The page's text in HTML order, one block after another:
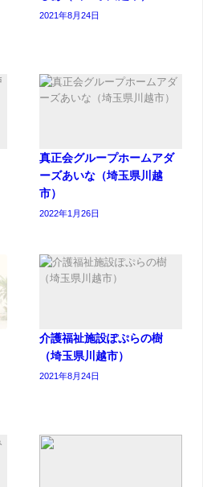
2021年8月24日
真正会グループホームアダ
ーズあいな（埼玉県川越
市）
2022年1月26日
介護福祉施設ぽぷらの樹
（埼玉県川越市）
2021年8月24日